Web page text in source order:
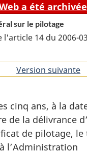
a été
sur le pilotage
l'article 14 du 2006-
Version suivante
cinq ans, à la
de la délivrance
de pilotage,
l’Administration